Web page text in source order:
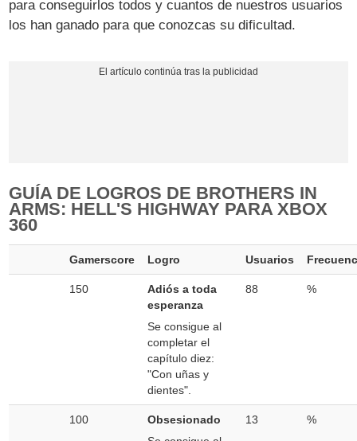
para conseguirlos todos y cuantos de nuestros usuarios
los han ganado para que conozcas su dificultad.
GUÍA DE LOGROS DE BROTHERS IN
ARMS: HELL'S HIGHWAY PARA XBOX
360
Gamerscore Logro Usuarios
150
Adiós a toda
esperanza
Se consigue al
completar el
capítulo diez:
"Con uñas y
dientes".
88 %
100
Obsesionado
13 %